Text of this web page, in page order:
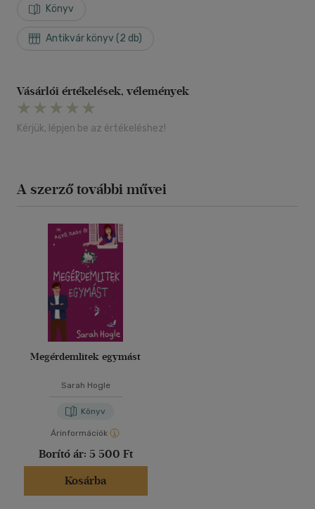
Könyv
Antikvár könyv (2 db)
Vásárlói értékelések, vélemények
Kérjük, lépjen be az értékeléshez!
A szerző további művei
Megérdemlitek egymást
Sarah Hogle
Könyv
Árinformációk
Borító ár: 5 500 Ft
Kosárba